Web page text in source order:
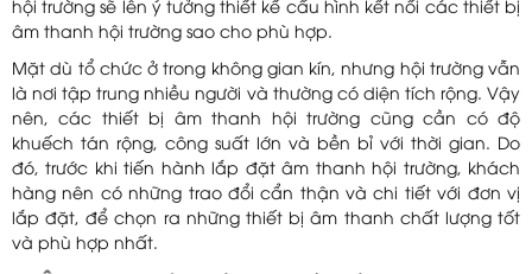
hội trường sẽ lên ý tưởng thiết kế cấu hình kết nối các thiết bị
âm thanh hội trường sao cho phù hợp.
Mặt dù tổ chức ở trong không gian kín, nhưng hội trường vẫn
là nơi tập trung nhiều người và thường có diện tích rộng. Vậy
nên, các thiết bị âm thanh hội trường cũng cần có độ
khuếch tán rộng, công suất lớn và bền bỉ với thời gian. Do
đó, trước khi tiến hành lắp đặt âm thanh hội trường, khách
hàng nên có những trao đổi cẩn thận và chi tiết với đơn vị
lắp đặt, để chọn ra những thiết bị âm thanh chất lượng tốt
và phù hợp nhất.